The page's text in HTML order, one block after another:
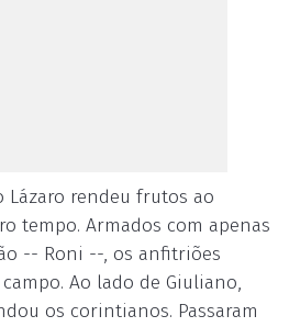
Lázaro rendeu frutos ao
tempo. Armados com apenas
-- Roni --, os anfitriões
Ao lado de Giuliano,
os corintianos. Passaram